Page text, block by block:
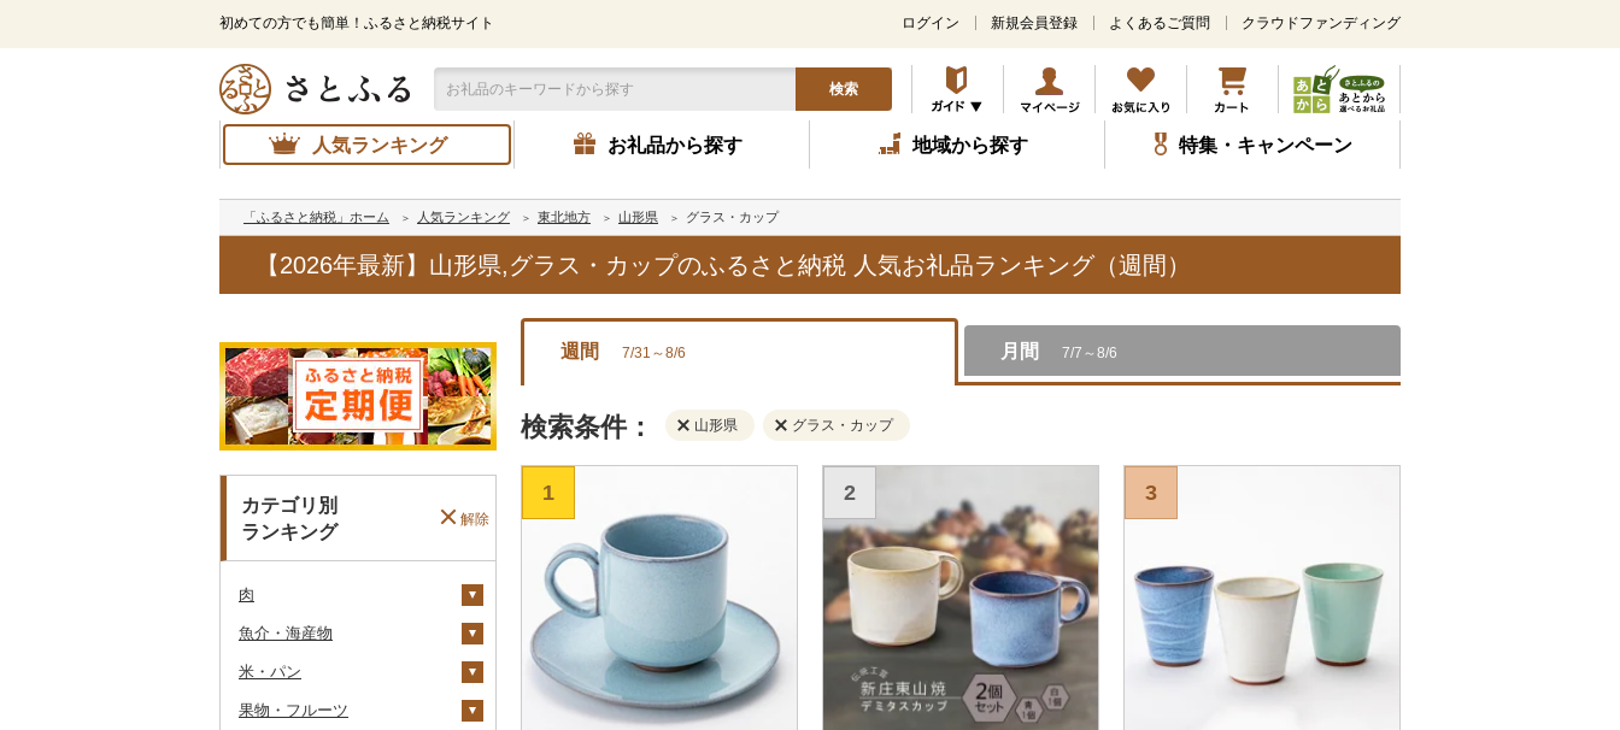
初めての方でも簡単！ふるさと納税サイト
メ
ン
コ
ン
テ
ツ
キ
ッ
プ
ログイン 新規会員登録 よくあるご質問 クラウドファンディング
検索
人気ランキング お礼品から探す 地域から探す 特集・キャンペーン
「ふるさと納税」ホーム 人気ランキング 東北地方 山形県 グラス・カップ
【2026年最新】山形県,グラス・カップのふるさと納税 人気お礼品ランキング（週間）
カテゴリ別
ランキング
解除
肉
牛肉（精肉）
ステーキ
すき焼き
牛肉（加工品）
ハンバーグ
豚肉（精肉）
魚介・海産物
カニ
ズワイガニ
エビ
米・パン
米
果物・フルーツ
週間 7/31～8/6 月間 7/7～8/6
検索条件： 山形県 グラス・カップ
1 2 3